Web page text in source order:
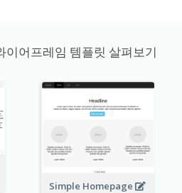
이어프레임 템플릿 살펴보기
Simple Homepage